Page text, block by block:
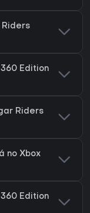
Riders
Edition
Riders
no Xbox
Edition